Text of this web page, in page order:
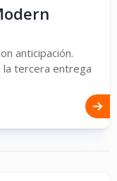
anticipación.
la tercera entrega